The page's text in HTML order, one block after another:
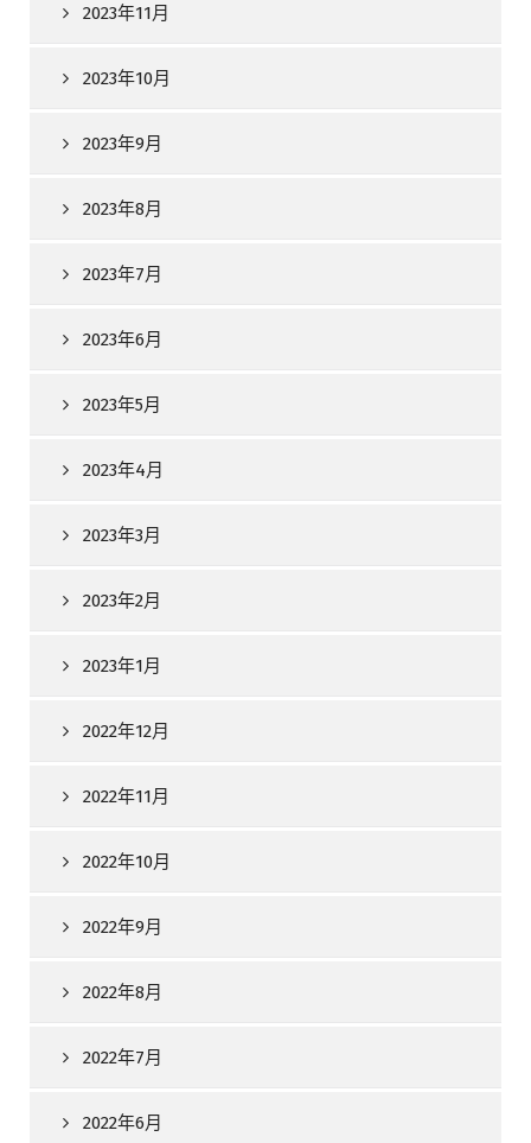
2023年11月
2023年10月
2023年9月
2023年8月
2023年7月
2023年6月
2023年5月
2023年4月
2023年3月
2023年2月
2023年1月
2022年12月
2022年11月
2022年10月
2022年9月
2022年8月
2022年7月
2022年6月